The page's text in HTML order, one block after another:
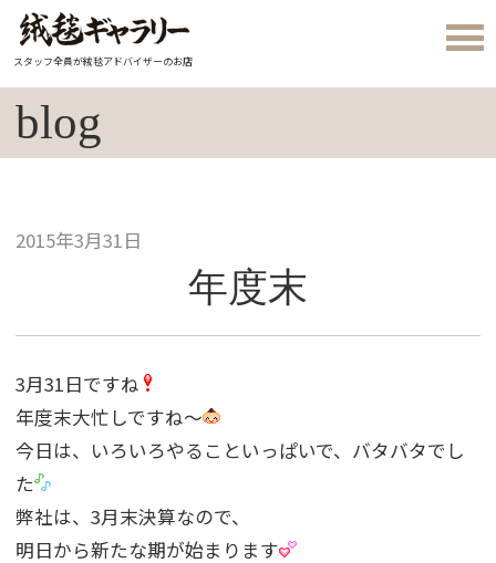
スタッフ全員が絨毯アドバイザーのお店
blog
2015年3月31日
年度末
3月31日ですね
年度末大忙しですね〜
今日は、いろいろやることいっぱいで、バタバタでし
た
弊社は、3月末決算なので、
明日から新たな期が始まります